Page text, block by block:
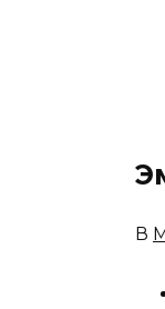
В